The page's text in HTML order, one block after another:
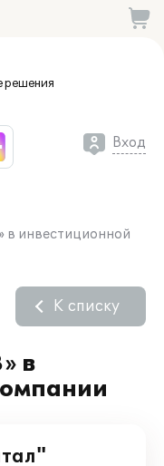
решения
Вход
в инвестиционной
в
К списку